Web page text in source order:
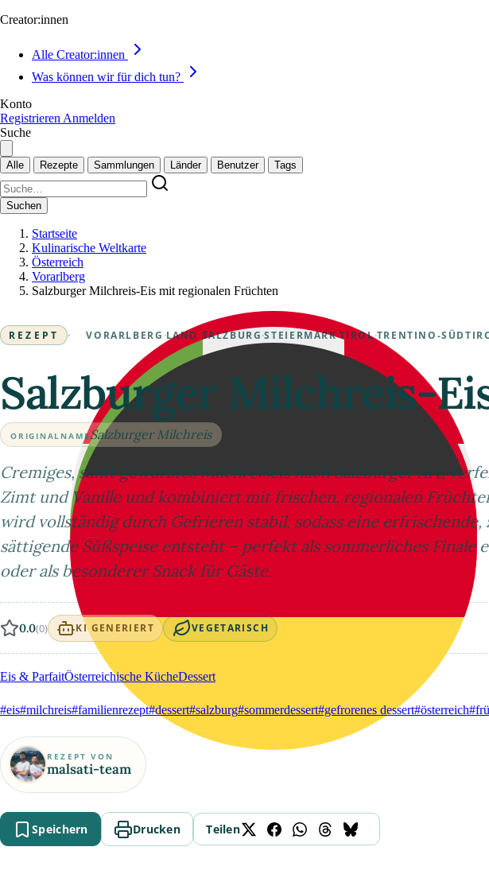
Creator:innen
Alle Creator:innen
Was können wir für dich tun?
Konto
Registrieren Anmelden
Suche
Alle Rezepte Sammlungen Länder Benutzer Tags
Suchen
Startseite
Kulinarische Weltkarte
Österreich
Vorarlberg
Salzburger Milchreis-Eis mit regionalen Früchten
REZEPT · VORARLBERG ·LAND SALZBURG ·STEIERMARK·TIROL·TRENTINO-
Salzburger Milchreis-
ORIGINALNAME Salzburger Milchreis
Cremiges, sanft gewürztes Milchreiseis nach Salzburger Art,
Zimt und Vanille und kombiniert mit frischen, regionalen
wird vollständig durch Gefrieren stabil, sodass eine erfrischende,
sättigende Süßspeise entsteht – perfekt als sommerliches Finale
oder als besonderer Snack für Gäste.
0.0(0) KI GENERIERT VEGETARISCH
Eis & ParfaitÖsterreichische KücheDessert
#eis#milchreis#familienrezept#dessert#salzburg#sommerdessert#gefrorenes dessert#österreich
REZEPT VON
malsati-team
Speichern Drucken Teilen